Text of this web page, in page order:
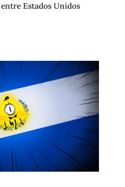
Estados Unidos